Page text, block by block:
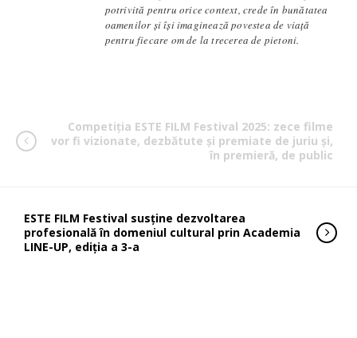
potrivită pentru orice context, crede în bunătatea
oamenilor și își imaginează povestea de viață
pentru fiecare om de la trecerea de pietoni.
Competiția ESTE FILM Festival 2025: zece filme
vor fi vizionate, dezbătute și premiate de juriu și,
în premieră, de public
ESTE FILM Festival susține dezvoltarea
profesională în domeniul cultural prin Academia
LINE-UP, ediția a 3-a